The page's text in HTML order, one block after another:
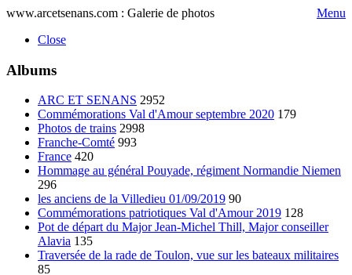
www.arcetsenans.com : Galerie de photos
Menu
Close
Albums
ARC ET SENANS 2952
Commémorations Val d'Amour septembre 2020 179
Photos de trains 2998
Franche-Comté 993
France 420
Hommage au général Pouyade, régiment Normandie Niemen
296
les anciens de la Villedieu 01/09/2019 90
Commémorations patriotiques Val d'Amour 2019 128
Pot de départ du Major Jean-Michel Thill, Major conseiller
Alavia 135
Traversée de la rade de Toulon, vue sur les bateaux militaires
85